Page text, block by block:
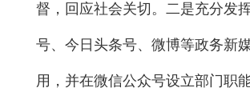
督，回应社会关切。二是充分发
号、今日头条号、微博等政务新
用，并在微信公众号设立部门职